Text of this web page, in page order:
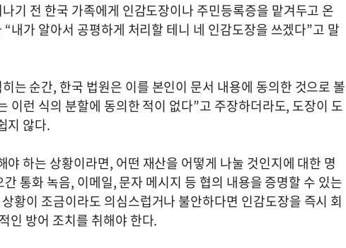
기 전 한국 가족에게 인감도장이나 주민등록증을 맡겨두고 온
내가 알아서 공평하게 처리할 테니 네 인감도장을 쓰겠다”고 말
는 순간, 한국 법원은 이를 본인이 문서 내용에 동의한 것으로 볼
이런 식의 분할에 동의한 적이 없다”고 주장하더라도, 도장이 도
지 않다.
하는 상황이라면, 어떤 재산을 어떻게 나눌 것인지에 대한 명
통화 녹음, 이메일, 문자 메시지 등 협의 내용을 증명할 수 있는
황이 조금이라도 의심스럽거나 불안하다면 인감도장을 즉시 회
인 방어 조치를 취해야 한다.